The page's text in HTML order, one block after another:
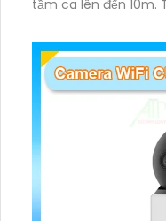
tầm ca lên đến 10m.